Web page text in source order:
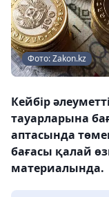
Фото: Zakon.kz
Кейбір
тауарларына
аптасында
бағасы қалай
материалында.